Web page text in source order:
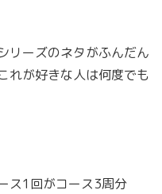
リーズのネタがふんだん
れが好きな人は何度でも
ス1回がコース3周分